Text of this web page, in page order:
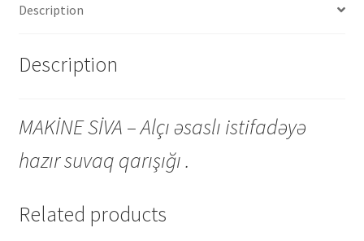
Description
Description
MAKİNE SİVA – Alçı əsaslı istifadəyə
hazır suvaq qarışığı .
Related products